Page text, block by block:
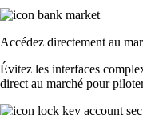
Accédez directement au
Évitez les interfaces
direct au marché pour